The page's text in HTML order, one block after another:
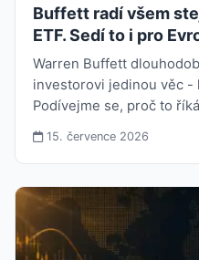
Buffett radí všem
ETF. Sedí to i pro
Warren Buffett
investorovi jedinou věc -
Podívejme se, proč to
15. července 2026